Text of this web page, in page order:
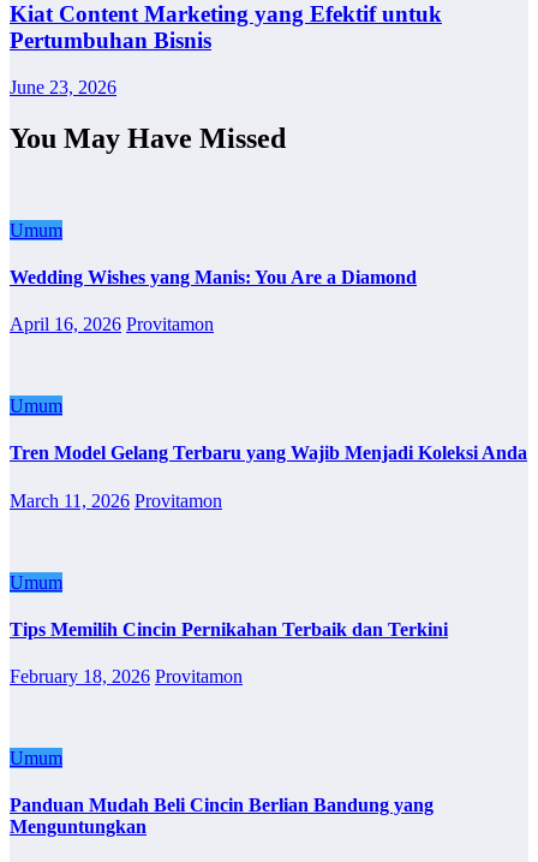
Kiat Content Marketing yang Efektif untuk
Pertumbuhan Bisnis
June 23, 2026
You May Have Missed
Umum
Wedding Wishes yang Manis: You Are a Diamond
April 16, 2026 Provitamon
Umum
Tren Model Gelang Terbaru yang Wajib Menjadi Koleksi Anda
March 11, 2026 Provitamon
Umum
Tips Memilih Cincin Pernikahan Terbaik dan Terkini
February 18, 2026 Provitamon
Umum
Panduan Mudah Beli Cincin Berlian Bandung yang
Menguntungkan